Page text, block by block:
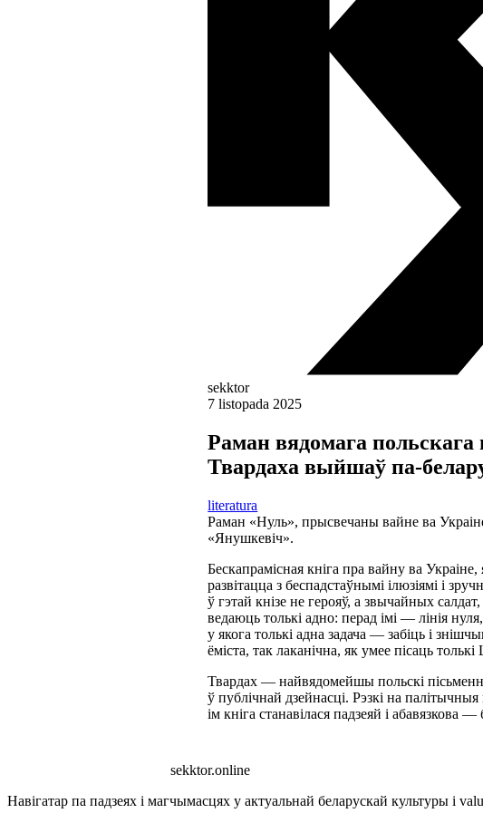
sekktor
7 listopada 2025
Раман вядомага
Твардаха выйшаў па-
literatura
Раман «Нуль», прысвечаны вайне ва
«Янушкевіч».
Бескапрамісная кніга пра вайну ва
развітацца з беспадстаўнымі ілюзіямі і
ў гэтай кнізе не герояў, а звычайных
ведаюць толькі адно: перад імі — лінія
у якога толькі адна задача — забіць і
ёміста, так лаканічна, як умее пісаць
Твардах — найвядомейшы польскі
ў публічнай дзейнасці. Рэзкі на
ім кніга станавілася падзеяй і абавязкова —
sekktor.online
Навігатар па падзеях і магчымасцях у актуальнай беларускай культуры і